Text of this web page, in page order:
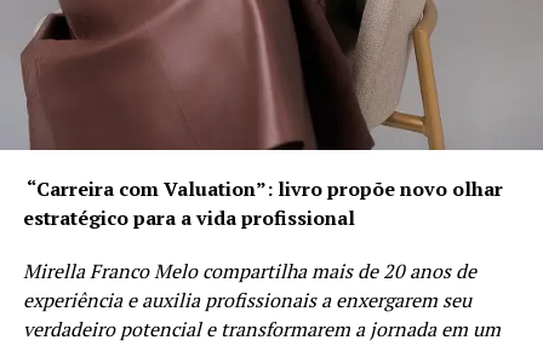
Vivo, morto vivo
Me olho no espelho
Enxergo um abismo
Mortais me fodendo
Nojento, putrefatos
“Carreira com Valuation”: livro propõe novo olhar
estratégico para a vida profissional
Mirella Franco Melo compartilha mais de 20 anos de
experiência e auxilia profissionais a enxergarem seu
verdadeiro potencial e transformarem a jornada em um